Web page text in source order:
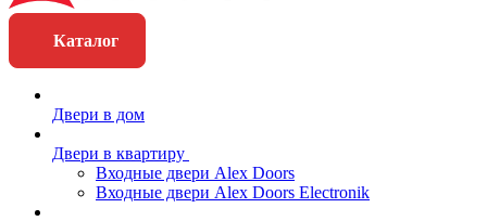
Каталог
Двери в дом
Двери в квартиру
Входные двери Alex Doors
Входные двери Alex Doors Electronik